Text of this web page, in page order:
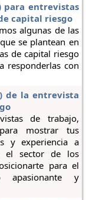
para entrevistas
capital riesgo
algunas de las
se plantean en
de capital riesgo
responderlas con
de la entrevista
de trabajo,
mostrar tus
y experiencia a
el sector de los
para el
y